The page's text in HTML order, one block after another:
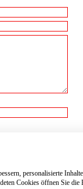
personalisierte
Cookies öffnen Sie die